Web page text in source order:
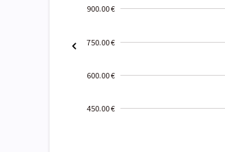
900.00 €
750.00 €
600.00 €
450.00 €